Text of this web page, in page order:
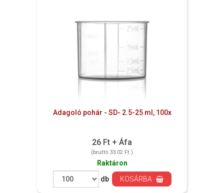
Adagoló pohár - SD- 2.5-25 ml, 100x
26 Ft + Áfa
(bruttó 33.02 Ft )
Raktáron
db
KOSÁRBA